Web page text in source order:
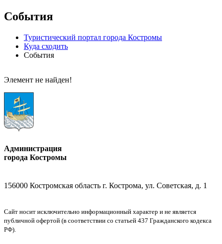
События
Туристический портал города Костромы
Куда сходить
События
Элемент не найден!
Администрация
города Костромы
156000 Костромская область г. Кострома, ул. Советская, д. 1
Сайт носит исключительно информационный характер и не является
публичной офертой (в соответствии со статьей 437 Гражданского кодекса
РФ).